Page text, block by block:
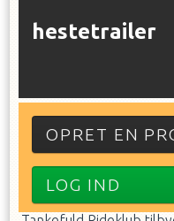
hestetrailer
OPRET EN
LOG IND